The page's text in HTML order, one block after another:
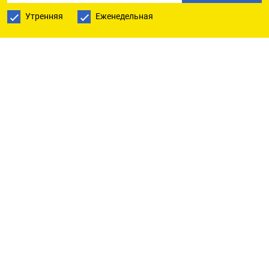
Утренняя Еженедельная